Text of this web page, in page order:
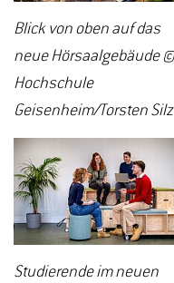
Blick von oben auf das
neue Hörsaalgebäude ©
Hochschule
Geisenheim/Torsten Silz
Studierende im neuen